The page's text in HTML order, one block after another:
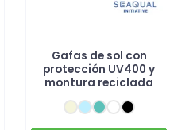
Gafas de sol con
protección UV400 y
montura reciclada